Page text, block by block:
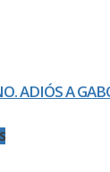
ADIÓS A